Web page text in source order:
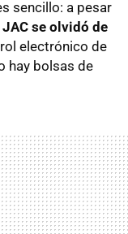
sencillo: a pesar
JAC se olvidó de
electrónico de
hay bolsas de